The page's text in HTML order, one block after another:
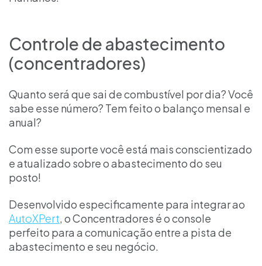
Controle de abastecimento
(concentradores)
Quanto será que sai de combustível por dia? Você
sabe esse número? Tem feito o balanço mensal e
anual?
Com esse suporte você está mais conscientizado
e atualizado sobre o abastecimento do seu
posto!
Desenvolvido especificamente para integrar ao
AutoXPert, o Concentradores é o console
perfeito para a comunicação entre a pista de
abastecimento e seu negócio.